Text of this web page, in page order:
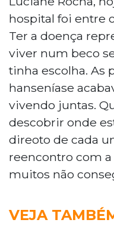
hospital foi entre
Ter a doença
viver num beco
tinha escolha. As
hanseníase
vivendo juntas.
descobrir onde
direoto de cada
reencontro com a
muitos não
VEJA